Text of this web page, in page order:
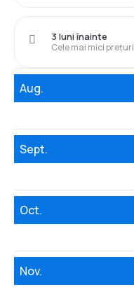
Cele mai mici prețuri
3 luni înainte
Aug.
Sept.
Oct.
Nov.